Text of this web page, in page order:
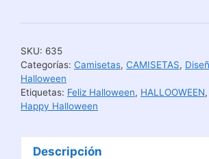
para
Camisetas
cantidad
SKU: 635
Categorías: Camisetas, CAMISETAS,
Halloween
Etiquetas: Feliz Halloween, HALLOOWEEN,
Happy Halloween
Descripción